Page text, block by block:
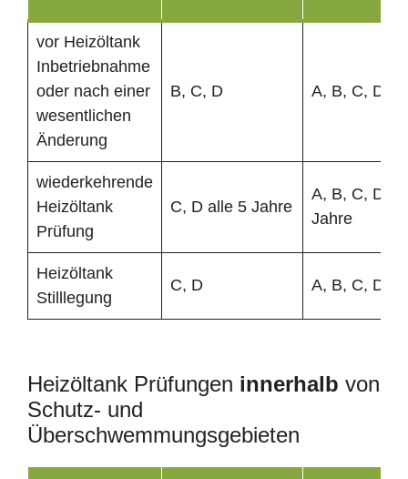
vor Heizöltank
Inbetriebnahme
oder nach einer
wesentlichen
Änderung
B, C, D A, B, C, D
wiederkehrende
Heizöltank
Prüfung
C, D alle 5 Jahre
A, B, C, D
Jahre
Heizöltank
Stilllegung
C, D A, B, C, D
Heizöltank Prüfungen innerhalb von
Schutz- und
Überschwemmungsgebieten